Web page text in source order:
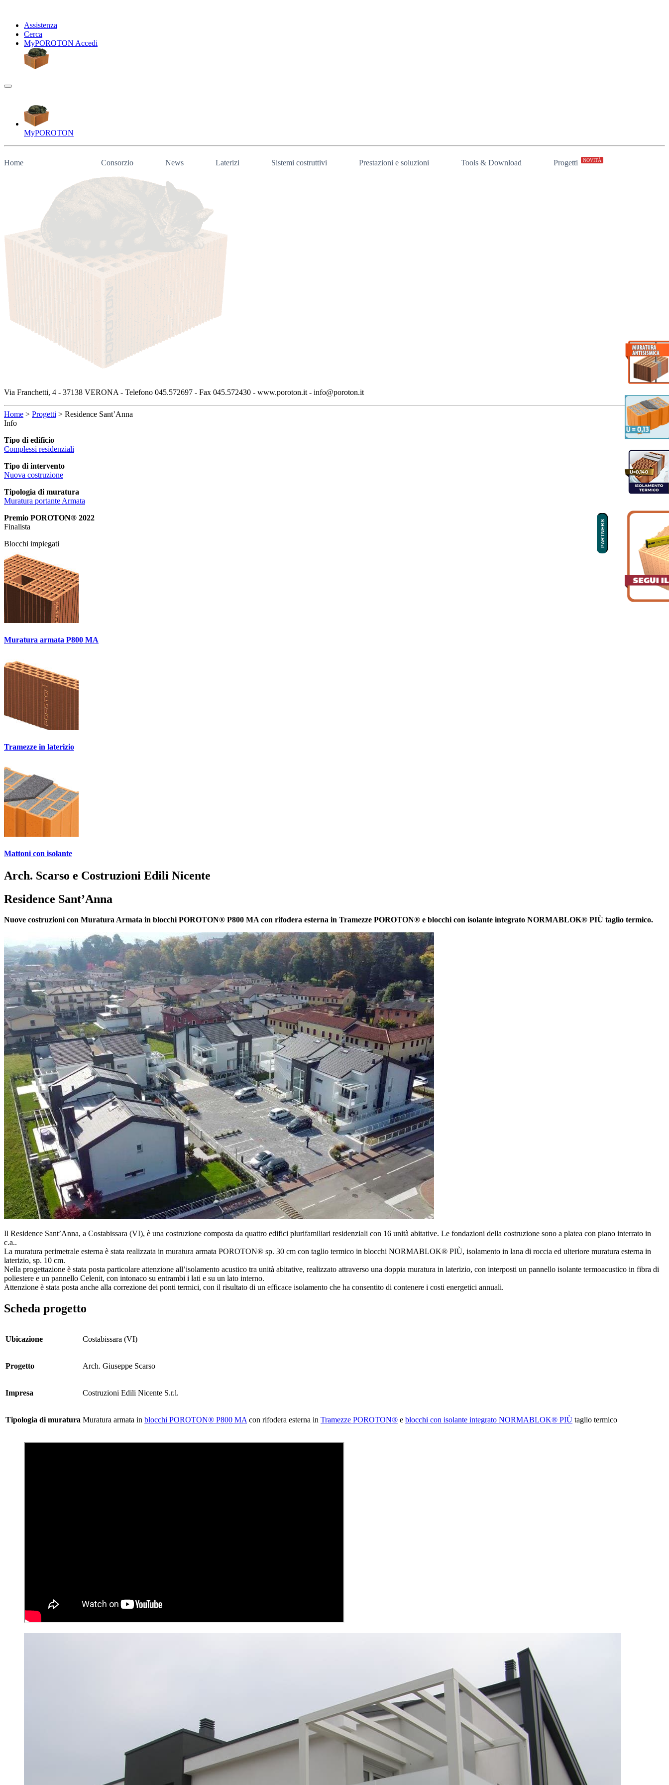
Assistenza
Cerca
MyPOROTON Accedi
MyPOROTON
Home Consorzio News Laterizi Sistemi costruttivi Prestazioni e soluzioni Tools & Download Progetti NOVITÀ
Via Franchetti, 4 - 37138 VERONA - Telefono 045.572697 - Fax 045.572430 - www.poroton.it - info@poroton.it
Home > Progetti > Residence Sant’Anna
Info
Tipo di edificio
Complessi residenziali
Tipo di intervento
Nuova costruzione
Tipologia di muratura
Muratura portante Armata
Premio POROTON® 2022
Finalista
Blocchi impiegati
Muratura armata P800 MA
Tramezze in laterizio
Mattoni con isolante
Arch. Scarso e Costruzioni Edili Nicente
Residence Sant’Anna
Nuove costruzioni con Muratura Armata in blocchi POROTON® P800 MA con rifodera esterna in Tramezze POROTON® e blocchi con isolante integrato NORMABLOK® PIÙ taglio termico.
Il Residence Sant’Anna, a Costabissara (VI), è una costruzione composta da quattro edifici plurifamiliari residenziali con 16 unità abitative. Le fondazioni della costruzione sono a platea con piano interrato in
c.a..
La muratura perimetrale esterna è stata realizzata in muratura armata POROTON® sp. 30 cm con taglio termico in blocchi NORMABLOK® PIÙ, isolamento in lana di roccia ed ulteriore muratura esterna in
laterizio, sp. 10 cm.
Nella progettazione è stata posta particolare attenzione all’isolamento acustico tra unità abitative, realizzato attraverso una doppia muratura in laterizio, con interposti un pannello isolante termoacustico in fibra di
poliestere e un pannello Celenit, con intonaco su entrambi i lati e su un lato interno.
Attenzione è stata posta anche alla correzione dei ponti termici, con il risultato di un efficace isolamento che ha consentito di contenere i costi energetici annuali.
Scheda progetto
Ubicazione Costabissara (VI)
Progetto Arch. Giuseppe Scarso
Impresa Costruzioni Edili Nicente S.r.l.
Tipologia di muratura Muratura armata in blocchi POROTON® P800 MA con rifodera esterna in Tramezze POROTON® e blocchi con isolante integrato NORMABLOK® PIÙ taglio termico
PARTNERS